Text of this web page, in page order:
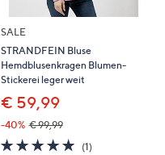
SALE
STRANDFEIN Bluse
Hemdblusenkragen Blumen-
Stickerei leger weit
€ 59,99
-40% € 99,99
5.0
(1)